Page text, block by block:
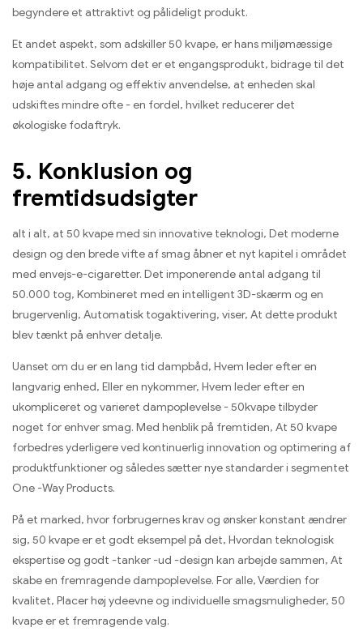
begyndere et attraktivt og pålideligt produkt.
Et andet aspekt, som adskiller 50 kvape, er hans miljømæssige
kompatibilitet. Selvom det er et engangsprodukt, bidrage til det
høje antal adgang og effektiv anvendelse, at enheden skal
udskiftes mindre ofte - en fordel, hvilket reducerer det
økologiske fodaftryk.
5. Konklusion og
fremtidsudsigter
alt i alt, at 50 kvape med sin innovative teknologi, Det moderne
design og den brede vifte af smag åbner et nyt kapitel i området
med envejs-e-cigaretter. Det imponerende antal adgang til
50.000 tog, Kombineret med en intelligent 3D-skærm og en
brugervenlig, Automatisk togaktivering, viser, At dette produkt
blev tænkt på enhver detalje.
Uanset om du er en lang tid dampbåd, Hvem leder efter en
langvarig enhed, Eller en nykommer, Hvem leder efter en
ukompliceret og varieret dampoplevelse - 50kvape tilbyder
noget for enhver smag. Med henblik på fremtiden, At 50 kvape
forbedres yderligere ved kontinuerlig innovation og optimering af
produktfunktioner og således sætter nye standarder i segmentet
One -Way Products.
På et marked, hvor forbrugernes krav og ønsker konstant ændrer
sig, 50 kvape er et godt eksempel på det, Hvordan teknologisk
ekspertise og godt -tanker -ud -design kan arbejde sammen, At
skabe en fremragende dampoplevelse. For alle, Værdien for
kvalitet, Placer høj ydeevne og individuelle smagsmuligheder, 50
kvape er et fremragende valg.